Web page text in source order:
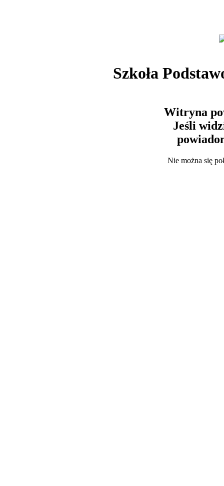
Szkoła
Witryna
Jeśli
Nie można się